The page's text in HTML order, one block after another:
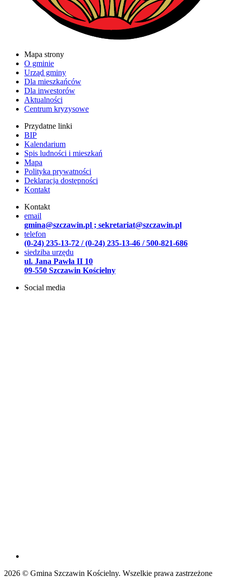
Mapa strony
O gminie
Urząd gminy
Dla mieszkańców
Dla inwestorów
Aktualności
Centrum kryzysowe
Przydatne linki
BIP
Kalendarium
Spis ludności i mieszkań
Mapa
Polityka prywatności
Deklaracja dostępności
Kontakt
Kontakt
email
gmina@szczawin.pl ; sekretariat@szczawin.pl
telefon
(0-24) 235-13-72 / (0-24) 235-13-46 / 500-821-686
siedziba urzędu
ul. Jana Pawła II 10
09-550 Szczawin Kościelny
Social media
2026 © Gmina Szczawin Kościelny. Wszelkie prawa zastrzeżone